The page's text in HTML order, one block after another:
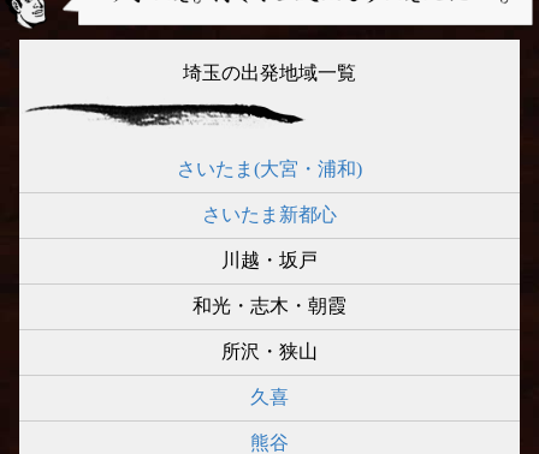
埼玉の出発地域一覧
さいたま(大宮・浦和)
さいたま新都心
川越・坂戸
和光・志木・朝霞
所沢・狭山
久喜
熊谷